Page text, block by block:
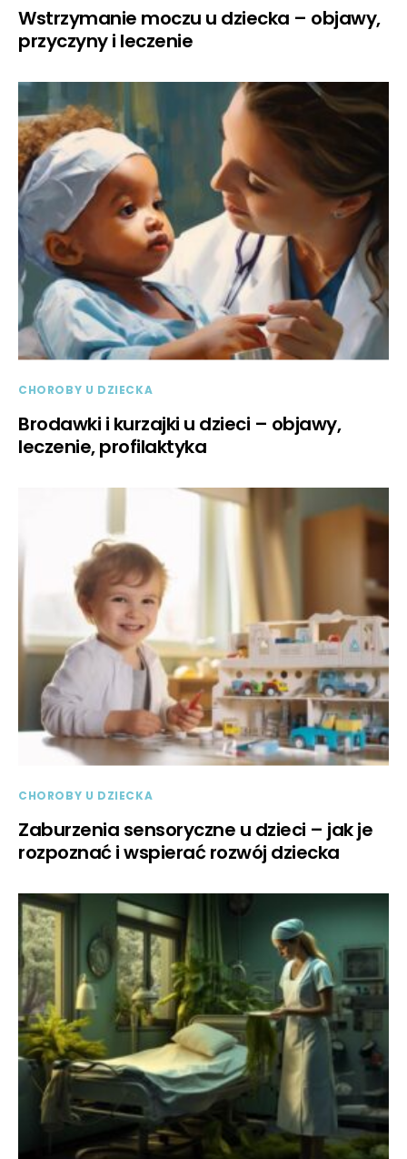
Wstrzymanie moczu u dziecka – objawy,
przyczyny i leczenie
CHOROBY U DZIECKA
Brodawki i kurzajki u dzieci – objawy,
leczenie, profilaktyka
CHOROBY U DZIECKA
Zaburzenia sensoryczne u dzieci – jak je
rozpoznać i wspierać rozwój dziecka